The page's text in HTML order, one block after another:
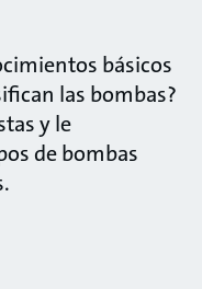
básicos
las bombas?
y le
de bombas